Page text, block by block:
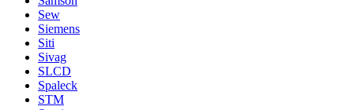
Sew
Siemens
Siti
Sivag
SLCD
Spaleck
STM